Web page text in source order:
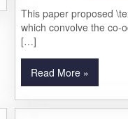
This paper proposed
which convolve the co-
[…]
Read More »